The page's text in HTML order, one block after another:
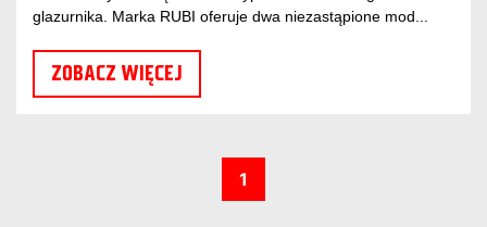
glazurnika. Marka RUBI oferuje dwa niezastąpione mod...
ZOBACZ WIĘCEJ
1